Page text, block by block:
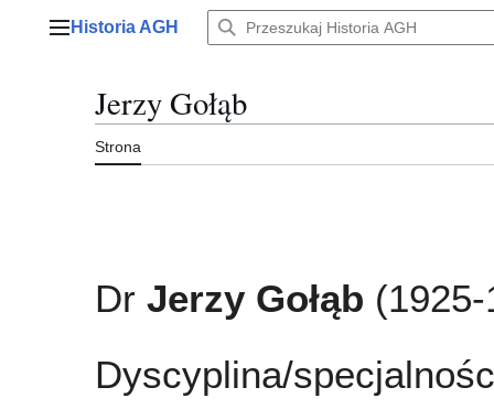
Menu główne
Historia AGH
Jerzy Gołąb
Strona
Dr Jerzy Gołąb
Dyscyplina/